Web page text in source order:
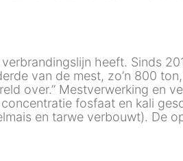
heeft. Sinds
van de mest, zo’n 800
over.” Mestverwerking en
fosfaat en kali
en tarwe verbouwt). De